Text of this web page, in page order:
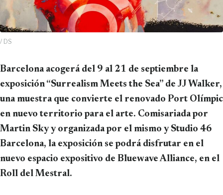
/ DS
Barcelona acogerá del 9 al 21 de septiembre la
exposición “Surrealism Meets the Sea” de JJ Walker,
una muestra que convierte el renovado Port Olímpic
en nuevo territorio para el arte. Comisariada por
Martin Sky y organizada por el mismo y Studio 46
Barcelona, la exposición se podrá disfrutar en el
nuevo espacio expositivo de Bluewave Alliance, en el
Roll del Mestral.